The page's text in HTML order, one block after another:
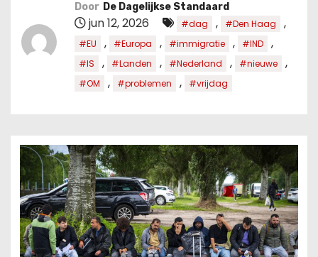
Door De Dagelijkse Standaard
jun 12, 2026 #dag , #Den Haag ,
#EU , #Europa , #immigratie , #IND ,
#IS , #Landen , #Nederland , #nieuwe ,
#OM , #problemen , #vrijdag